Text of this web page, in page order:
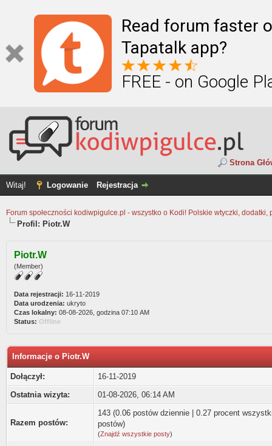
Read forum faster
Tapatalk app?
FREE - on Google
Strona
Witaj! Logowanie Rejestracja
Forum społeczności kodiwpigulce.pl - wszystko o Kodi! Polskie wtyczki, dodatki,
Profil: Piotr.W
Piotr.W
(Member)
Data rejestracji: 16-11-2019
Data urodzenia: ukryto
Czas lokalny: 08-08-2026, godzina 07:10 AM
Status: Offline
Informacje o Piotr.W
Dołączył:
16-11-2019
Ostatnia wizyta:
01-08-2026, 06:14 AM
Razem postów:
143 (0.06 postów dziennie | 0.27 procent
postów)
(Znajdź wszystkie posty)